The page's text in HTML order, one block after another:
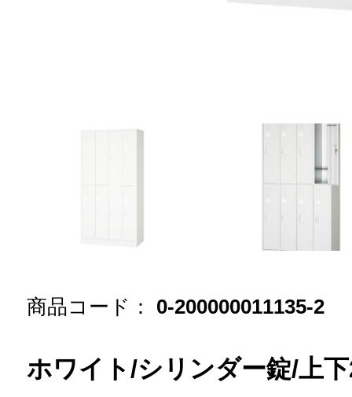
商品コード： 0-200000011135-2
ホワイト/シリンダー錠/上